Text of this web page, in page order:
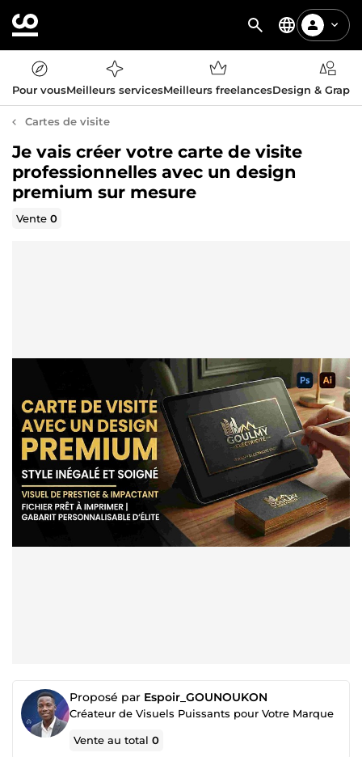
Pour vousMeilleurs servicesMeilleurs freelancesDesign &
Cartes de visite
Je vais créer votre carte de visite
professionnelles avec un design
premium sur mesure
Vente0
Proposé par Espoir_GOUNOUKON
Créateur de Visuels Puissants pour Votre Marque
Vente au total0